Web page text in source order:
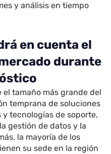
y análisis en tiempo
en cuenta el
durante
tamaño más grande del
temprana de soluciones
tecnologías de soporte,
gestión de datos y la
la mayoría de los
su sede en la región